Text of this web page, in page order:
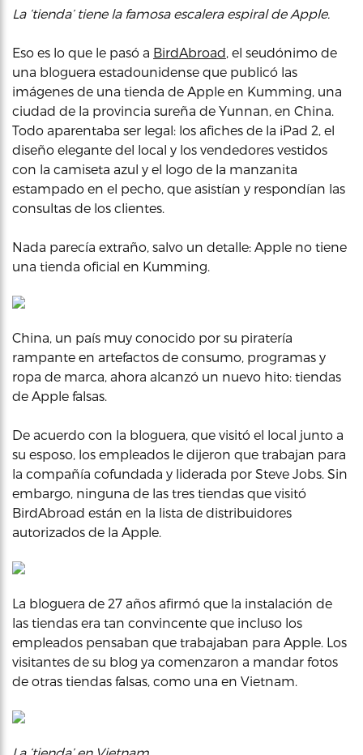
La ‘tienda’ tiene la famosa escalera espiral de Apple.
Eso es lo que le pasó a BirdAbroad , el seudónimo de
una bloguera estadounidense que publicó las
imágenes de una tienda de Apple en Kumming, una
ciudad de la provincia sureña de Yunnan, en China.
Todo aparentaba ser legal: los afiches de la iPad 2, el
diseño elegante del local y los vendedores vestidos
con la camiseta azul y el logo de la manzanita
estampado en el pecho, que asistían y respondían las
consultas de los clientes.
Nada parecía extraño, salvo un detalle: Apple no tiene
una tienda oficial en Kumming.
China, un país muy conocido por su piratería
rampante en artefactos de consumo, programas y
ropa de marca, ahora alcanzó un nuevo hito: tiendas
de Apple falsas.
De acuerdo con la bloguera, que visitó el local junto a
su esposo, los empleados le dijeron que trabajan para
la compañía cofundada y liderada por Steve Jobs. Sin
embargo, ninguna de las tres tiendas que visitó
BirdAbroad están en la lista de distribuidores
autorizados de la Apple.
La bloguera de 27 años afirmó que la instalación de
las tiendas era tan convincente que incluso los
empleados pensaban que trabajaban para Apple. Los
visitantes de su blog ya comenzaron a mandar fotos
de otras tiendas falsas, como una en Vietnam.
La ‘tienda’ en Vietnam.